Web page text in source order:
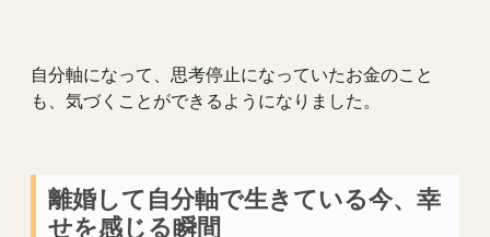
自分軸になって、思考停止になっていたお金のこと
も、気づくことができるようになりました。
離婚して自分軸で生きている今、幸
せを感じる瞬間